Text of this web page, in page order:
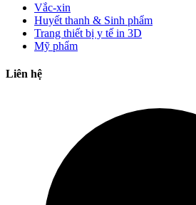
Vắc-xin
Huyết thanh & Sinh phẩm
Trang thiết bị y tế in 3D
Mỹ phẩm
Liên hệ